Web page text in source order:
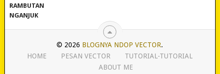
RAMBUTAN
NGANJUK
© 2026 BLOGNYA NDOP VECTOR.
HOME
PESAN VECTOR
TUTORIAL-TUTORIAL
ABOUT ME